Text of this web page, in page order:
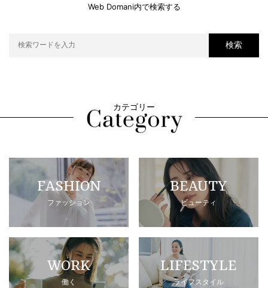
Web Domani内で検索する
検索
カテゴリー
FASHION
ファッション
BEAUTY
ビューティ
WORK
働く
LIFESTYLE
ライフスタイル